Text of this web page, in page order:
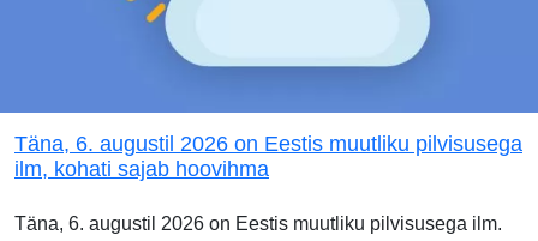
Täna, 6. augustil 2026 on Eestis muutliku pilvisusega
ilm, kohati sajab hoovihma
Täna, 6. augustil 2026 on Eestis muutliku pilvisusega ilm.